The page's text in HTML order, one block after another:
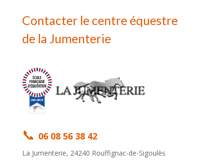
Contacter le centre équestre
de la Jumenterie
📞 06 08 56 38 42
La Jumenterie, 24240 Rouffignac-de-Sigoulès